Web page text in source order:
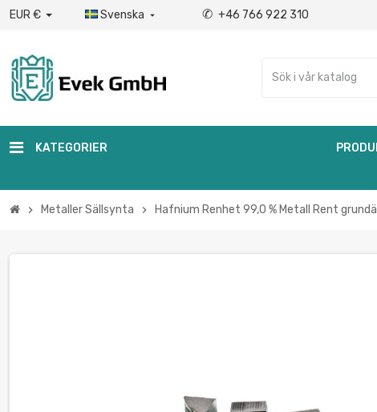
EUR € Svenska  ✆ +46 766 922 310
KATEGORIER
chevron_right Metaller Sällsynta chevron_right Hafnium Renhet 99,0 % Metall Rent